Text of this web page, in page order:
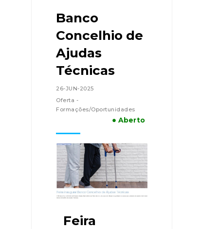
Banco
Concelhio de
Ajudas
Técnicas
26-JUN-2025
Oferta -
Formações/Oportunidades
● Aberto
Feira